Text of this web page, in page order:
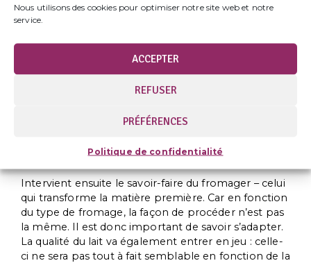
Nous utilisons des cookies pour optimiser notre site web et notre
service.
ACCEPTER
REFUSER
PRÉFÉRENCES
Politique de confidentialité
On entend souvent dire que faire du fromage n’est
pas compliqué : il faut seulement de la présure et
du lait. Mais c’est loin d’être aussi simple ! Plusieurs
éléments sont à prendre en compte pour obtenir
c’est le lait qui donnera sa texture et son goût au
donc en choisir un de qualité.
Intervient ensuite le savoir-faire du fromager – celui
qui transforme la matière première. Car en fonction
du type de fromage, la façon de procéder n’est pas
la même. Il est donc important de savoir s’adapter.
La qualité du lait va également entrer en jeu : celle-
ci ne sera pas tout à fait semblable en fonction de la